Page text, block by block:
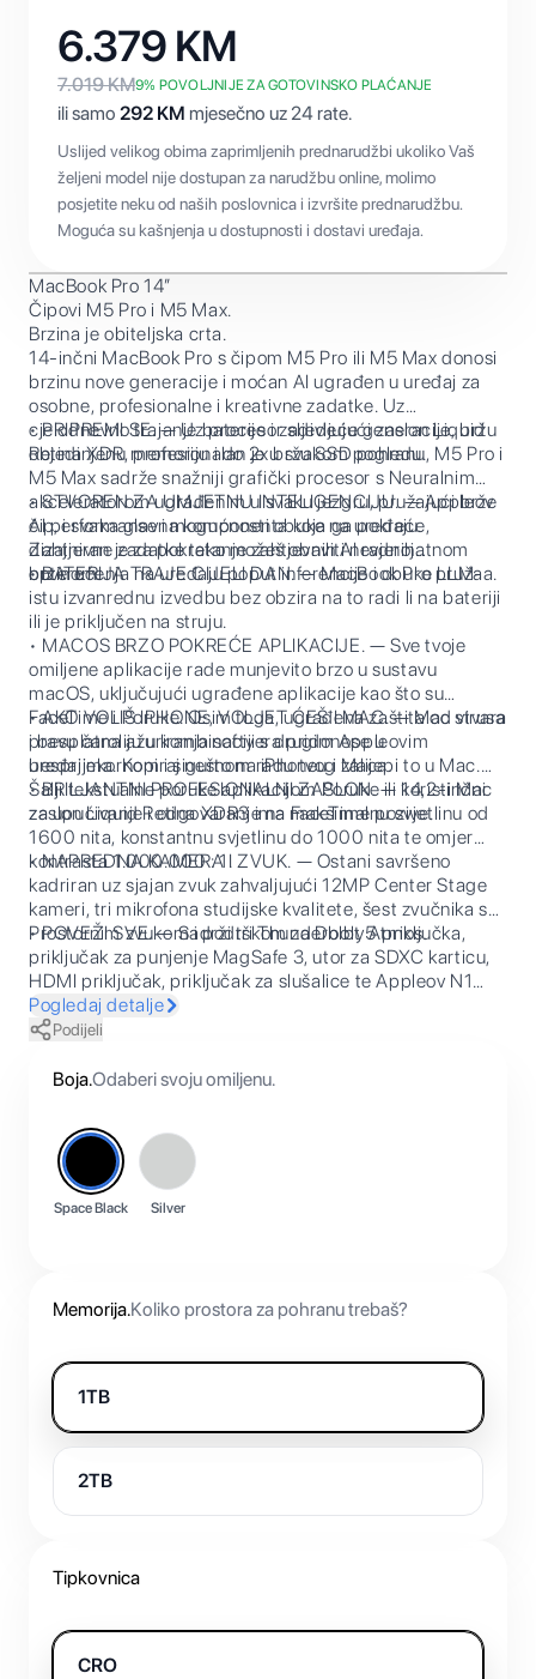
6.379 KM
7.019KM9% POVOLJNIJE ZA GOTOVINSKO PLAĆANJE
ili samo 292 KM mjesečno uz 24 rate.
Uslijed velikog obima zaprimljenih prednarudžbi ukoliko Vaš
željeni model nije dostupan za narudžbu online, molimo
posjetite neku od naših poslovnica i izvršite prednarudžbu.
Moguća su kašnjenja u dostupnosti i dostavi uređaja.
MacBook Pro 14”
Čipovi M5 Pro i M5 Max.
Brzina je obiteljska crta.
14-inčni MacBook Pro s čipom M5 Pro ili M5 Max donosi
brzinu nove generacije i moćan AI ugrađen u uređaj za
osobne, profesionalne i kreativne zadatke. Uz
cjelodnevno trajanje baterije i zadivljujući zaslon Liquid
Retina XDR, profesionalan je u svakom pogledu.
• PRIPREMI SE. — Uz procesor sljedeće generacije, bržu
objedinjenu memoriju i do 2x bržu SSD pohranu, M5 Pro i
M5 Max sadrže snažniji grafički procesor s Neuralnim
akceleratorom ugrađenim u svaku jezgru, pružajući brže
AI performanse i mogućnosti obuke na uređaju.
Zahtjevne zadatke tako možeš obaviti nevjerojatnom
brzinom.
• STVOREN ZA UMJETNU INTELIGENCIJU. — Appleov
čip, i svaka glavna komponenta koja ga pokreće,
dizajniran je za pokretanje zahtjevnih AI radnih
opterećenja na uređaju poput inferencije i obuke LLM-a.
• BATERIJA TRAJE CIJELI DAN. — MacBook Pro pruža
istu izvanrednu izvedbu bez obzira na to radi li na bateriji
ili je priključen na struju.
• MACOS BRZO POKREĆE APLIKACIJE. — Sve tvoje
omiljene aplikacije rade munjevito brzo u sustavu
macOS, uključujući ugrađene aplikacije kao što su
FaceTime i Poruke. Osim toga, ugrađena zaštita od virusa
i besplatna ažuriranja softvera pridonose u
besprijekornom i sigurnom radu tvog Maca.
• AKO VOLIŠ IPHONE, VOLJET ĆEŠ I MAC. — Mac stvara
pravu čaroliju u kombinaciji s drugim Appleovim
uređajima. Kopiraj nešto na iPhoneu i zalijepi to u Mac.
Šalji tekstualne poruke aplikacijom Poruke ili koristi Mac
za upućivanje i odgovaranje na FaceTime pozive.
• BRILJANTNI PROFESIONALNI ZASLON. — 14,2-inčni
zaslon Liquid Retina XDR3 ima maksimalnu svjetlinu od
1600 nita, konstantnu svjetlinu do 1000 nita te omjer
kontrasta 1.000.000 : 1.
• NAPREDNA KAMERA I ZVUK. — Ostani savršeno
kadriran uz sjajan zvuk zahvaljujući 12MP Center Stage
kameri, tri mikrofona studijske kvalitete, šest zvučnika s
Prostornim zvukom i podrškom za Dolby Atmos.
• POVEŽI SVE. — Sadrži tri Thunderbolt 5 priključka,
priključak za punjenje MagSafe 3, utor za SDXC karticu,
HDMI priključak, priključak za slušalice te Appleov N1
bežični čip za Wi-Fi 7 i Bluetooth 6. Podržava do tri
vanjska zaslona s čipom M5 Pro ili do četiri zaslona s
Pogledaj detalje
Podijeli
Boja.Odaberi svoju omiljenu.
Space Black Silver
Memorija.Koliko prostora za pohranu trebaš?
1TB
2TB
Tipkovnica
CRO